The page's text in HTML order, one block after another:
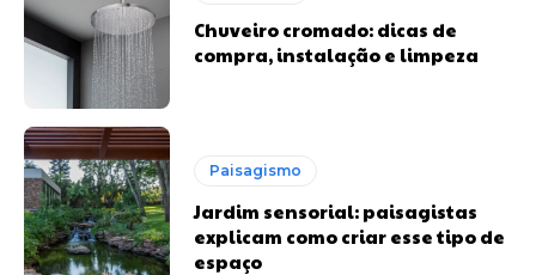
Chuveiro cromado: dicas de
compra, instalação e limpeza
Paisagismo
Jardim sensorial: paisagistas
explicam como criar esse tipo de
espaço